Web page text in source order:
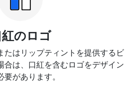
紅のロゴ
たはリップティントを提供するビ
合は、口紅を含むロゴをデザイン
要があります。